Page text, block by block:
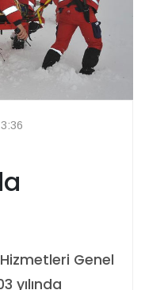
Hizmetleri Genel
yılında